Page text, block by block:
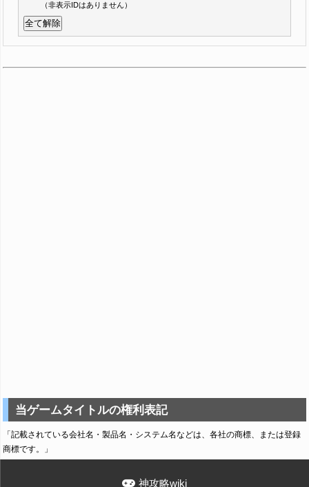
（非表示IDはありません）
全て解除
当ゲームタイトルの権利表記
「記載されている会社名・製品名・システム名などは、各社の商標、または登録
商標です。」
神攻略wiki